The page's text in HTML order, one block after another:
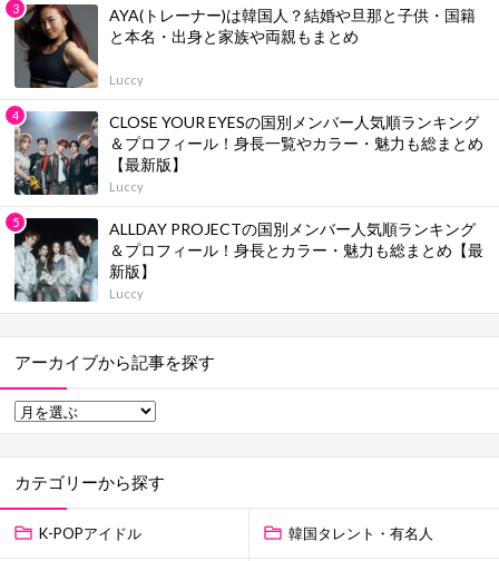
AYA(トレーナー)は韓国人？結婚や旦那と子供・国籍
と本名・出身と家族や両親もまとめ
Luccy
CLOSE YOUR EYESの国別メンバー人気順ランキング
＆プロフィール！身長一覧やカラー・魅力も総まとめ
【最新版】
Luccy
ALLDAY PROJECTの国別メンバー人気順ランキング
＆プロフィール！身長とカラー・魅力も総まとめ【最
新版】
Luccy
アーカイブから記事を探す
カテゴリーから探す
K-POPアイドル 韓国タレント・有名人